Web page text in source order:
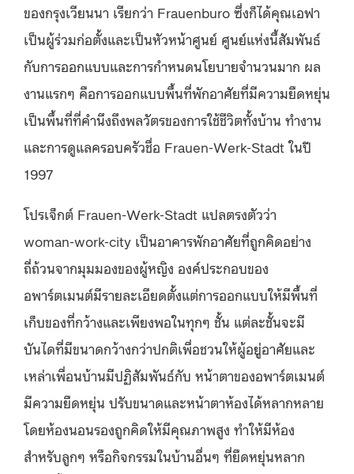
ของกรุงเวียนนา เรียกว่า Frauenburo ซึ่งก็ได้คุณเอฟา
เป็นผู้ร่วมก่อตั้งและเป็นหัวหน้าศูนย์ ศูนย์แห่งนี้สัมพันธ์
กับการออกแบบและการกำหนดนโยบายจำนวนมาก ผล
งานแรกๆ คือการออกแบบพื้นที่พักอาศัยที่มีความยืดหยุ่น
เป็นพื้นที่ที่คำนึงถึงพลวัตรของการใช้ชีวิตทั้งบ้าน ทำงาน
และการดูแลครอบครัวชื่อ Frauen-Werk-Stadt ในปี
1997
โปรเจ็กต์ Frauen-Werk-Stadt แปลตรงตัวว่า
woman-work-city เป็นอาคารพักอาศัยที่ถูกคิดอย่าง
ถี่ถ้วนจากมุมมองของผู้หญิง องค์ประกอบของ
อพาร์ตเมนต์มีรายละเอียดตั้งแต่การออกแบบให้มีพื้นที่
เก็บของที่กว้างและเพียงพอในทุกๆ ชั้น แต่ละชั้นจะมี
บันไดที่มีขนาดกว้างกว่าปกติเพื่อชวนให้ผู้อยู่อาศัยและ
เหล่าเพื่อนบ้านมีปฏิสัมพันธ์กับ หน้าตาของอพาร์ตเมนต์
มีความยืดหยุ่น ปรับขนาดและหน้าตาห้องได้หลากหลาย
โดยห้องนอนรองถูกคิดให้มีคุณภาพสูง ทำให้มีห้อง
สำหรับลูกๆ หรือกิจกรรมในบ้านอื่นๆ ที่ยืดหยุ่นหลาก